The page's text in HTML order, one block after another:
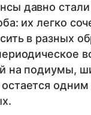
давно
их легко
в разных
на подиумы,
одним